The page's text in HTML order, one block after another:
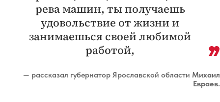
рева машин, ты получаешь
удовольствие от жизни и
занимаешься своей любимой
работой,
— рассказал губернатор Ярославской области Михаил
Евраев.